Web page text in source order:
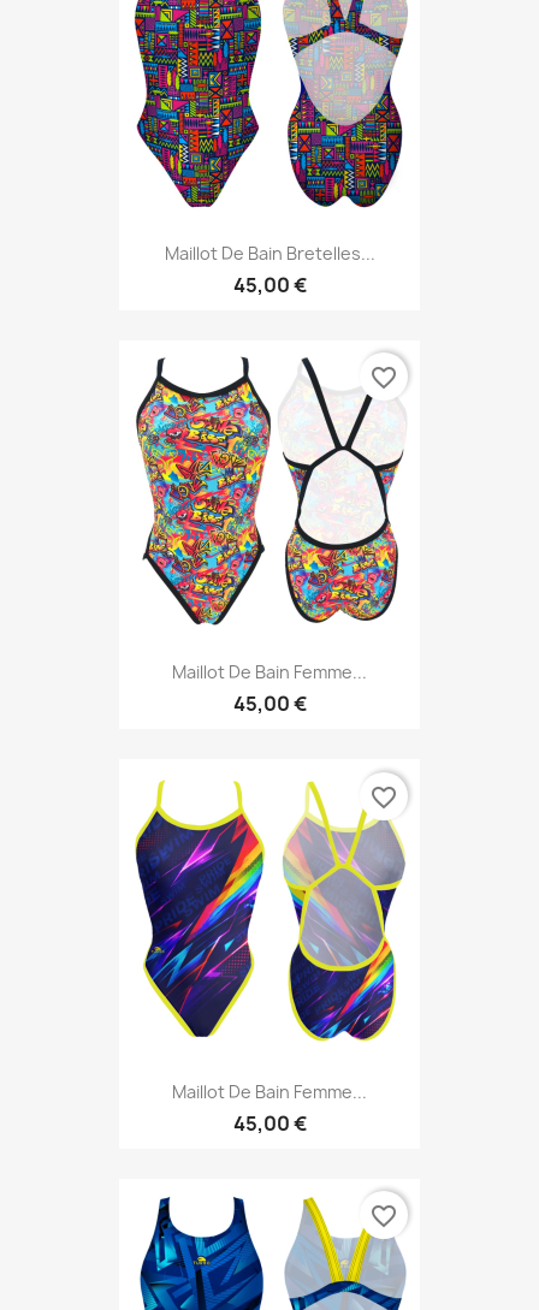
Maillot De Bain Bretelles...
45,00 €
Maillot De Bain Femme...
45,00 €
favorite_border
Maillot De Bain Femme...
45,00 €
favorite_border
favorite_border